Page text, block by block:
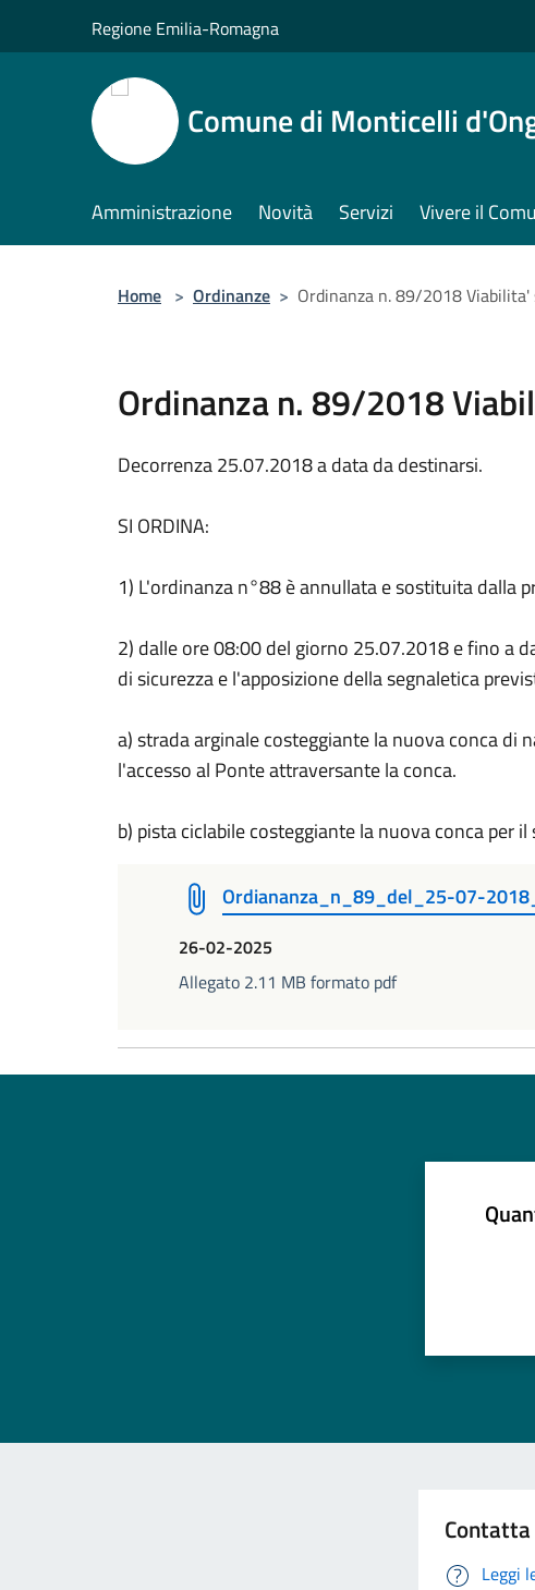
Regione Emilia-Romagna
Comune di Monticelli
Amministrazione Novità Servizi Vivere il
Home > Ordinanze > Ordinanza n. 89/2018 Viabilita'
Ordinanza n. 89/2018
Decorrenza 25.07.2018 a data da destinarsi.
SI ORDINA:
1) L'ordinanza n°88 è annullata e sostituita dalla
2) dalle ore 08:00 del giorno 25.07.2018 e fino a
di sicurezza e l'apposizione della segnaletica
a) strada arginale costeggiante la nuova conca
l'accesso al Ponte attraversante la conca.
b) pista ciclabile costeggiante la nuova conca per
Ordiananza_n_89_del_25-07-
26-02-2025
Allegato 2.11 MB formato pdf
Leggi